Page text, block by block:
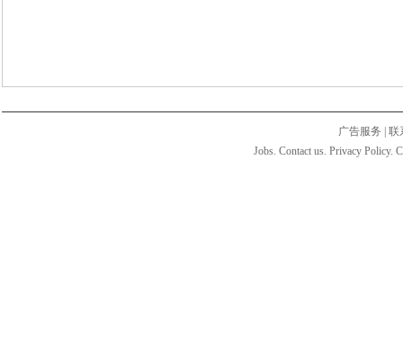
广告服务
联
Jobs. Contact us. Privacy Policy.